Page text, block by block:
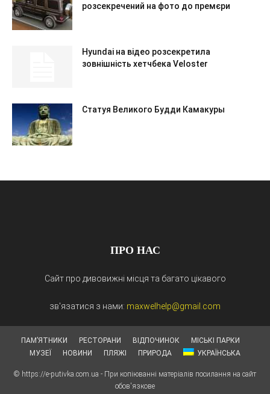
розсекречений на фото до премєри
Hyundai на відео розсекретила
зовнішність хетчбека Veloster
Статуя Великого Будди Камакуры
ПРО НАС
Сайт про дивовижні місця та багато цікавого
зв'язатися з нами: maxwelhelp@gmail.com
ПАМ’ЯТНИКИ РЕСТОРАНИ ВІДПОЧИНОК
МІСЬКІ ПАРКИ
МУЗЕЇ
НОВИНИ ПЛЯЖІ ПРИРОДА УКРАЇНСЬКА
© https://e-putivka.com.ua - При копіюванні матеріалів посилання на сайт
обов'язкове